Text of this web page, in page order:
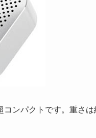
ンパクトです。重さ